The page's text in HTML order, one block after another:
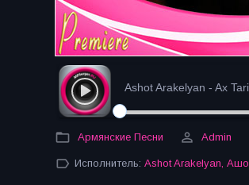
Ashot Arakelyan - Ax
Армянские Песни Admin
Исполнитель: Ashot Arakelyan